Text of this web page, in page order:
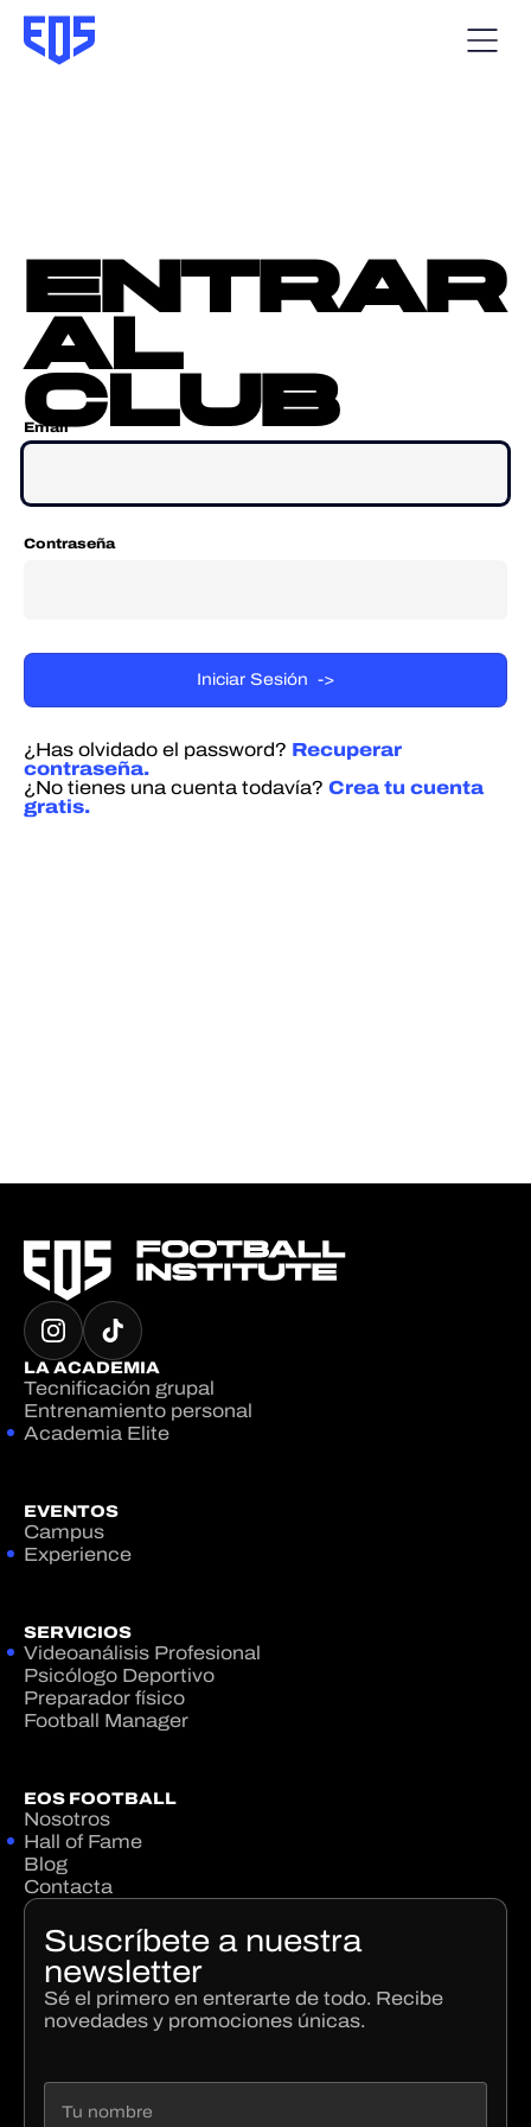
entrar
al
club
Email
Contraseña
¿Has olvidado el password? Recuperar
contraseña.
¿No tienes una cuenta todavía? Crea tu cuenta
gratis.
LA ACADEMIA
Tecnificación grupal
Entrenamiento personal
Academia Elite
EVENTOS
Campus
Experience
SERVICIOS
Videoanálisis Profesional
Psicólogo Deportivo
Preparador físico
Football Manager
EOS FOOTBALL
Nosotros
Hall of Fame
Blog
Contacta
Suscríbete a nuestra
newsletter
Sé el primero en enterarte de todo. Recibe
novedades y promociones únicas.